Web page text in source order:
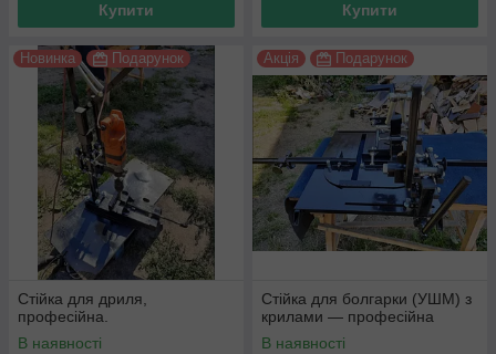
Купити Купити
Новинка Подарунок
Стійка для дриля,
професійна.
В наявності
Акція Подарунок
Стійка для болгарки (УШМ) з
крилами — професійна
В наявності